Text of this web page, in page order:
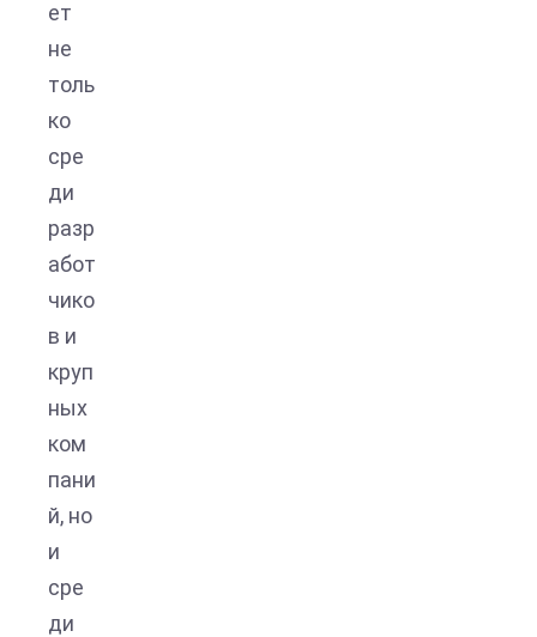
ет
не
толь
ко
сре
ди
разр
абот
чико
в и
круп
ных
ком
пани
й, но
и
сре
ди